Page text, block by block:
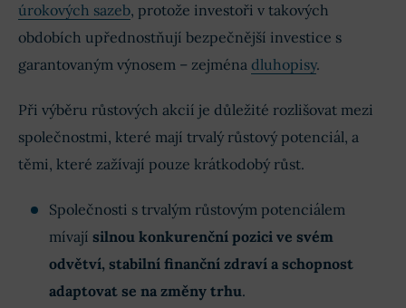
úrokových sazeb, protože investoři v takových
obdobích upřednostňují bezpečnější investice s
garantovaným výnosem – zejména dluhopisy.
Při výběru růstových akcií je důležité rozlišovat mezi
společnostmi, které mají trvalý růstový potenciál, a
těmi, které zažívají pouze krátkodobý růst.
Společnosti s trvalým růstovým potenciálem
mívají silnou konkurenční pozici ve svém
odvětví, stabilní finanční zdraví a schopnost
adaptovat se na změny trhu.